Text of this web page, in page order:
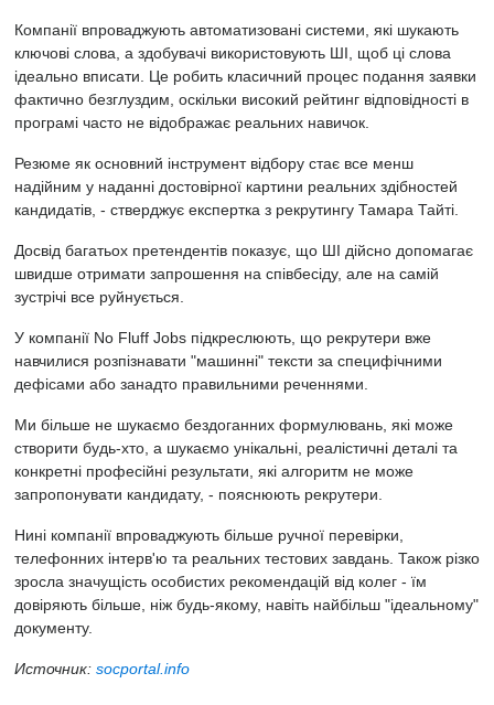
Компанії впроваджують автоматизовані системи, які шукають
ключові слова, а здобувачі використовують ШІ, щоб ці слова
ідеально вписати. Це робить класичний процес подання заявки
фактично безглуздим, оскільки високий рейтинг відповідності в
програмі часто не відображає реальних навичок.
Резюме як основний інструмент відбору стає все менш
надійним у наданні достовірної картини реальних здібностей
кандидатів, - стверджує експертка з рекрутингу Тамара Тайті.
Досвід багатьох претендентів показує, що ШІ дійсно допомагає
швидше отримати запрошення на співбесіду, але на самій
зустрічі все руйнується.
У компанії No Fluff Jobs підкреслюють, що рекрутери вже
навчилися розпізнавати "машинні" тексти за специфічними
дефісами або занадто правильними реченнями.
Ми більше не шукаємо бездоганних формулювань, які може
створити будь-хто, а шукаємо унікальні, реалістичні деталі та
конкретні професійні результати, які алгоритм не може
запропонувати кандидату, - пояснюють рекрутери.
Нині компанії впроваджують більше ручної перевірки,
телефонних інтерв'ю та реальних тестових завдань. Також різко
зросла значущість особистих рекомендацій від колег - їм
довіряють більше, ніж будь-якому, навіть найбільш "ідеальному"
документу.
Источник: socportal.info